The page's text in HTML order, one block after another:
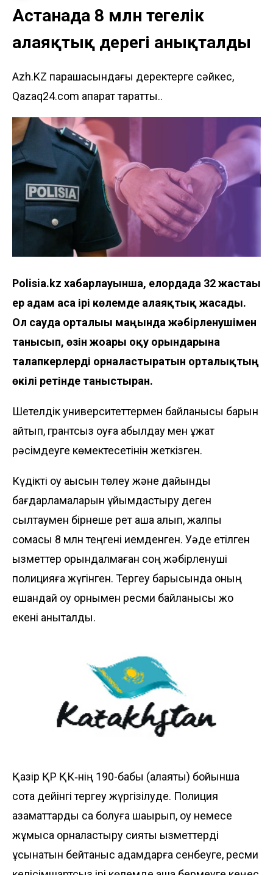
Астанада 8 млн теңгелік
алаяқтық дерегі анықталды
Azh.KZ парақшасындағы деректерге сәйкес,
Qazaq24.com ақпарат таратты..
Polisia.kz хабарлауынша, елордада 32 жастағы
ер адам аса ірі көлемде алаяқтық жасады.
Ол сауда орталығы маңында жәбірленушімен
танысып, өзін жоғары оқу орындарына
талапкерлерді орналастыратын орталықтың
өкілі ретінде таныстырған.
Шетелдік университеттермен байланысы барын
айтып, грантсыз оқуға қабылдау мен құжат
рәсімдеуге көмектесетінін жеткізген.
Күдікті оқу ақысын төлеу және дайындық
бағдарламаларын ұйымдастыру деген
сылтаумен бірнеше рет ақша алып, жалпы
сомасы 8 млн теңгені иемденген. Уәде етілген
қызметтер орындалмаған соң жәбірленуші
полицияға жүгінген. Тергеу барысында оның
ешқандай оқу орнымен ресми байланысы жоқ
екені анықталды.
Қазір ҚР ҚК‑нің 190-бабы (алаяқтық) бойынша
сотқа дейінгі тергеу жүргізілуде. Полиция
азаматтарды сақ болуға шақырып, оқу немесе
жұмысқа орналастыру сияқты қызметтерді
ұсынатын бейтаныс адамдарға сенбеуге, ресми